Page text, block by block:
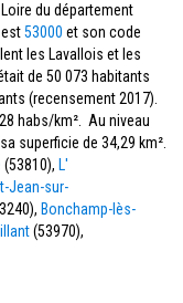
du département
53000 et son code
les Lavallois et les
de 50 073 habitants
(recensement 2017).
habs/km². Au niveau
superficie de 34,29 km².
(53810), L'
Jean-sur-
Bonchamp-lès-
(53970),